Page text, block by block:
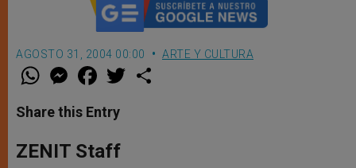
AGOSTO 31, 2004 00:00 ARTE Y CULTURA
W
t
s
p
p
M
e
s
e
g
e
F
a
e
b
o
k
w
Share this Entry
ZENIT Staff